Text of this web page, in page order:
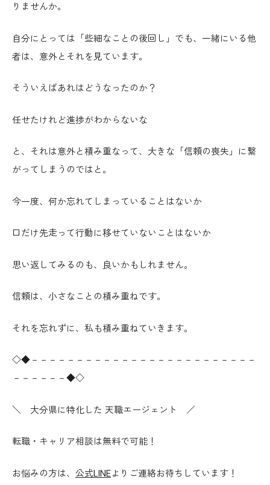
りませんか。
自分にとっては「些細なことの後回し」でも、一緒にいる他
者は、意外とそれを見ています。
そういえばあれはどうなったのか？
任せたけれど進捗がわからないな
と、それは意外と積み重なって、大きな「信頼の喪失」に繋
がってしまうのではと。
今一度、何か忘れてしまっていることはないか
口だけ先走って行動に移せていないことはないか
思い返してみるのも、良いかもしれません。
信頼は、小さなことの積み重ねです。
それを忘れずに、私も積み重ねていきます。
◇◆－－－－－－－－－－－－－－－－－－－－－－－－－
－－－－－－◆◇
＼ 大分県に特化した 天職エージェント ／
転職・キャリア相談は無料で可能！
お悩みの方は、 公式LINEよりご連絡お待ちしています！